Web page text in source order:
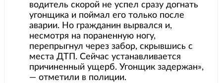
водитель скорой не успел сразу догнать
угонщика и поймал его только после
аварии. Но гражданин вырвался и,
несмотря на пораненную ногу,
перепрыгнул через забор, скрывшись с
места ДТП. Сейчас устанавливается
причиненный ущерб. Угонщик задержан»,
— отметили в полиции.